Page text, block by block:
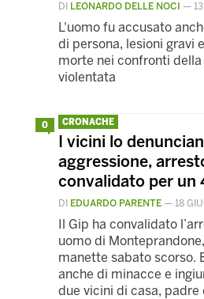
DI LEONARDO DELLE NOCI —
L'uomo fu accusato
di persona, lesioni gravi
morte nei confronti della
violentata
0 CRONACHE
I vicini lo
aggressione,
convalidato per un
DI EDUARDO PARENTE — 18
Il Gip ha convalidato
uomo di
manette sabato scorso.
anche di minacce e
due vicini di casa, padre